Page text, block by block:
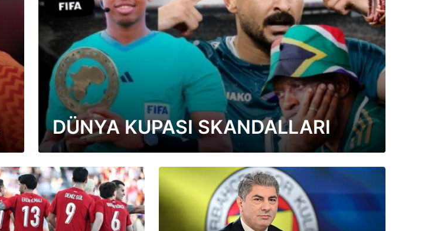
DÜNYA KUPASI SKANDALLARI